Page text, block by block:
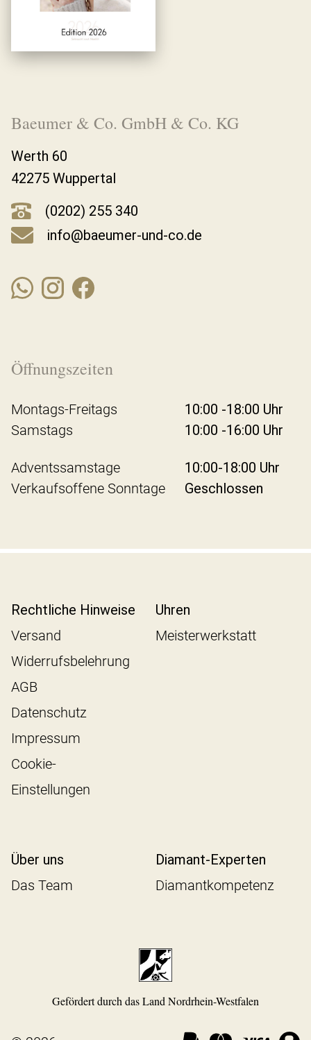
Baeumer & Co. GmbH & Co. KG
Werth 60
42275 Wuppertal
(0202) 255 340
info@baeumer-und-co.de
Öffnungszeiten
Montags-Freitags
10:00 -18:00 Uhr
Samstags
10:00 -16:00 Uhr
Adventssamstage
10:00-18:00 Uhr
Verkaufsoffene Sonntage
Geschlossen
Rechtliche Hinweise
Versand
Widerrufsbelehrung
AGB
Datenschutz
Impressum
Cookie-
Einstellungen
Uhren
Meisterwerkstatt
Über uns
Das Team
Diamant-Experten
Diamantkompetenz
Gefördert durch das Land Nordrhein-Westfalen